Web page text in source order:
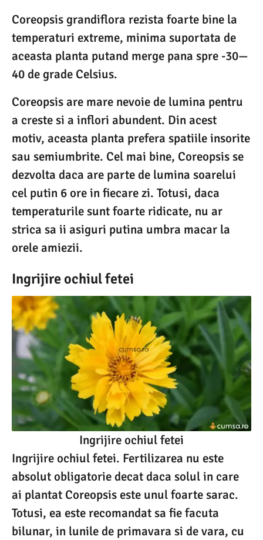
Coreopsis grandiflora rezista foarte bine la
temperaturi extreme, minima suportata de
aceasta planta putand merge pana spre -30—
40 de grade Celsius.
Coreopsis are mare nevoie de lumina pentru
a creste si a inflori abundent. Din acest
motiv, aceasta planta prefera spatiile insorite
sau semiumbrite. Cel mai bine, Coreopsis se
dezvolta daca are parte de lumina soarelui
cel putin 6 ore in fiecare zi. Totusi, daca
temperaturile sunt foarte ridicate, nu ar
strica sa ii asiguri putina umbra macar la
orele amiezii.
Ingrijire ochiul fetei
Ingrijire ochiul fetei
Ingrijire ochiul fetei. Fertilizarea nu este
absolut obligatorie decat daca solul in care
ai plantat Coreopsis este unul foarte sarac.
Totusi, ea este recomandat sa fie facuta
bilunar, in lunile de primavara si de vara, cu